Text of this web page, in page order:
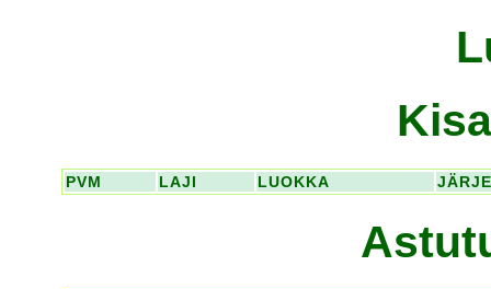
PVM LAJI LUOKKA